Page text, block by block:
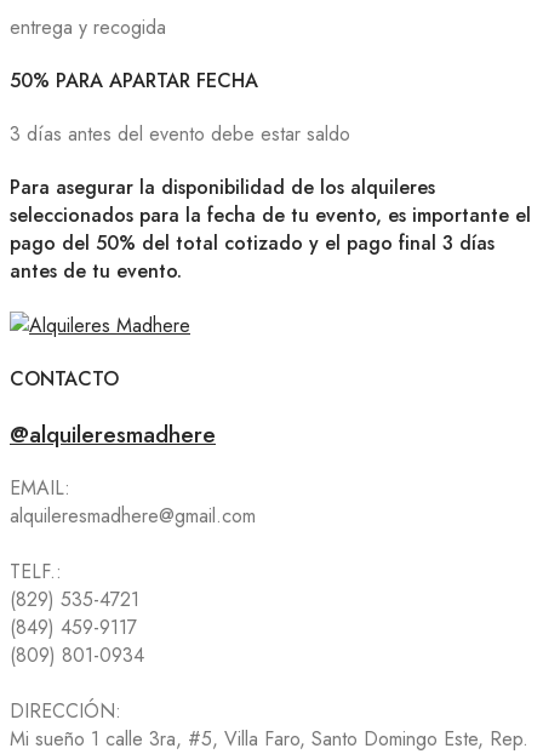
entrega y recogida
50% PARA APARTAR FECHA
3 días antes del evento debe estar saldo
Para asegurar la disponibilidad de los alquileres
seleccionados para la fecha de tu evento, es importante el
pago del 50% del total cotizado y el pago final 3 días
antes de tu evento.
CONTACTO
@alquileresmadhere
EMAIL:
alquileresmadhere@gmail.com
TELF.:
(829) 535-4721
(849) 459-9117
(809) 801-0934
DIRECCIÓN:
Mi sueño 1 calle 3ra, #5, Villa Faro, Santo Domingo Este, Rep.